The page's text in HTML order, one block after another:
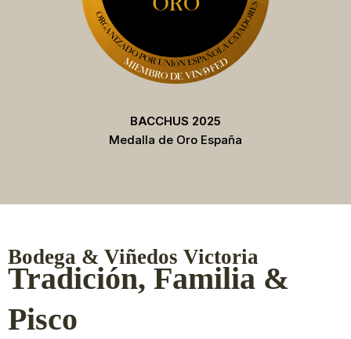
BACCHUS 2025
Medalla de Oro España
Bodega & Viñedos Victoria
Tradición, Familia &
Pisco